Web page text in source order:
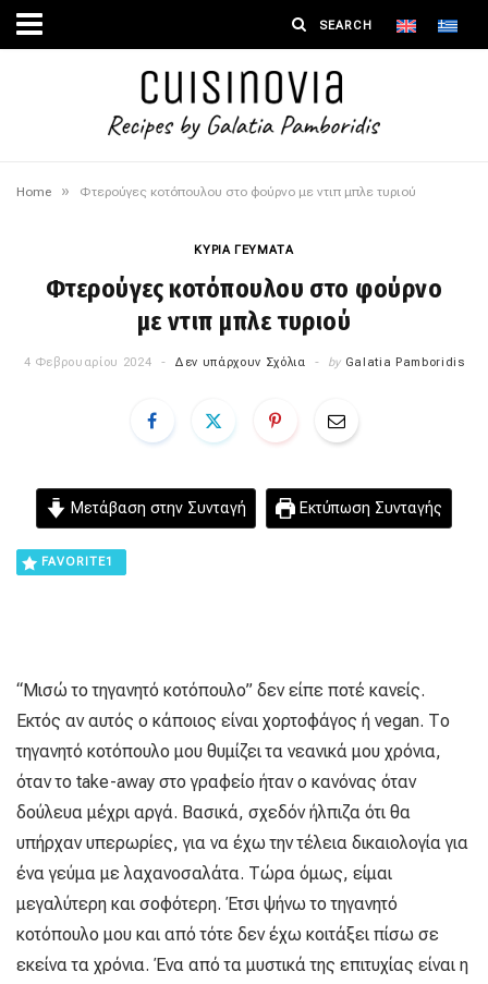
Home » Φτερούγες κοτόπουλου στο φούρνο με ντιπ μπλε τυριού
ΚΥΡΙΑ ΓΕΥΜΑΤΑ
Φτερούγες κοτόπουλου στο φούρνο
με ντιπ μπλε τυριού
4 Φεβρουαρίου 2024 Δεν υπάρχουν Σχόλια by Galatia Pamboridis
Μετάβαση στην Συνταγή Εκτύπωση Συνταγής
FAVORITE1
“Μισώ το τηγανητό κοτόπουλο” δεν είπε ποτέ κανείς.
Εκτός αν αυτός ο κάποιος είναι χορτοφάγος ή vegan. Το
τηγανητό κοτόπουλο μου θυμίζει τα νεανικά μου χρόνια,
όταν το take-away στο γραφείο ήταν ο κανόνας όταν
δούλευα μέχρι αργά. Βασικά, σχεδόν ήλπιζα ότι θα
υπήρχαν υπερωρίες, για να έχω την τέλεια δικαιολογία για
ένα γεύμα με λαχανοσαλάτα. Τώρα όμως, είμαι
μεγαλύτερη και σοφότερη. Έτσι ψήνω το τηγανητό
κοτόπουλο μου και από τότε δεν έχω κοιτάξει πίσω σε
εκείνα τα χρόνια. Ένα από τα μυστικά της επιτυχίας είναι η